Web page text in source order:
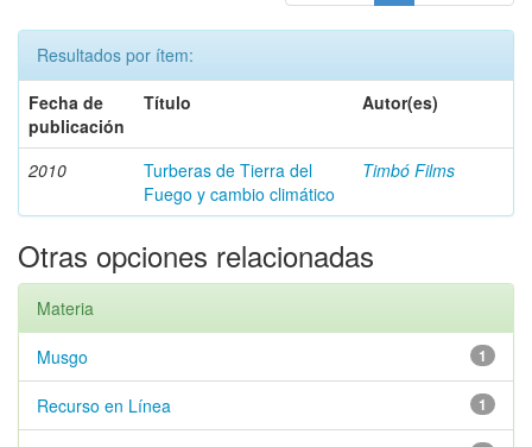
Resultados por ítem:
Fecha de
publicación
Título Autor(es)
2010
Turberas de Tierra del
Fuego y cambio climático
Timbó Films
Otras opciones relacionadas
Materia
1
Musgo
1
Recurso en Línea